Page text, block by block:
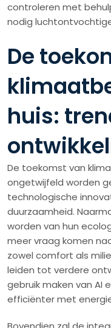
controleren met
nodig
De
huis:
De toekomst van
ongetwijfeld worden
technologische
duurzaamheid.
worden van hun
meer vraag komen
zowel comfort als
leiden tot verdere
gebruik maken van AI
efficiënter met